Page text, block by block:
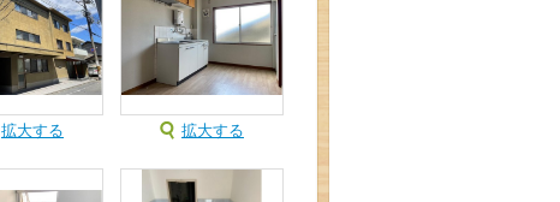
拡大する 拡大する